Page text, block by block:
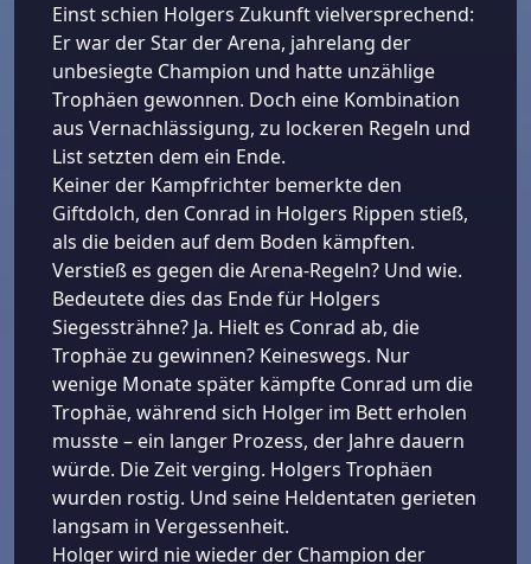
Einst schien Holgers Zukunft vielversprechend:
Er war der Star der Arena, jahrelang der
unbesiegte Champion und hatte unzählige
Trophäen gewonnen. Doch eine Kombination
aus Vernachlässigung, zu lockeren Regeln und
List setzten dem ein Ende.
Keiner der Kampfrichter bemerkte den
Giftdolch, den Conrad in Holgers Rippen stieß,
als die beiden auf dem Boden kämpften.
Verstieß es gegen die Arena-Regeln? Und wie.
Bedeutete dies das Ende für Holgers
Siegessträhne? Ja. Hielt es Conrad ab, die
Trophäe zu gewinnen? Keineswegs. Nur
wenige Monate später kämpfte Conrad um die
Trophäe, während sich Holger im Bett erholen
musste – ein langer Prozess, der Jahre dauern
würde. Die Zeit verging. Holgers Trophäen
wurden rostig. Und seine Heldentaten gerieten
langsam in Vergessenheit.
Holger wird nie wieder der Champion der